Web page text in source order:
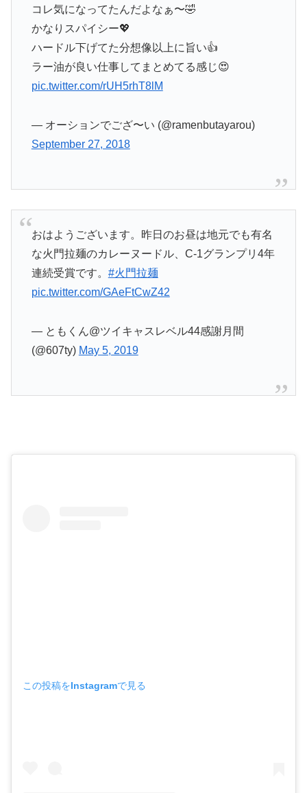
コレ気になってたんだよなぁ〜🤣
かなりスパイシー💖
ハードル下げてた分想像以上に旨い👍
ラー油が良い仕事してまとめてる感じ😍
pic.twitter.com/rUH5rhT8lM
— オーションでござ〜い (@ramenbutayarou)
September 27, 2018
おはようございます。昨日のお昼は地元でも有名
な火門拉麺のカレーヌードル、C-1グランプリ4年
連続受賞です。 #火門拉麺
pic.twitter.com/GAeFtCwZ42
— ともくん@ツイキャスレベル44感謝月間
(@607ty) May 5, 2019
この投稿をInstagramで見る